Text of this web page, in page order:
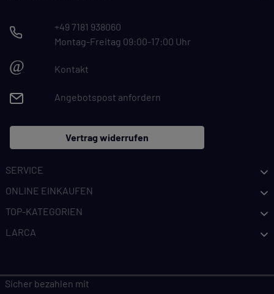
+49 7181 938060
Montag-Freitag 09:00-17:00 Uhr
@ Kontakt
Angebotspost anfordern
Vertrag widerrufen
SERVICE
ONLINE EINKAUFEN
TOP-KATEGORIEN
LARCA
Sicher bezahlen mit